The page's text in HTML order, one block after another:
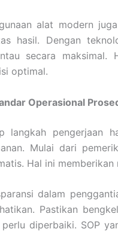
alat modern
hasil. Dengan
secara maksimal.
optimal.
Operasional
langkah pengerjaan
Mulai dari
Hal ini
dalam
Pastikan
diperbaiki. SOP